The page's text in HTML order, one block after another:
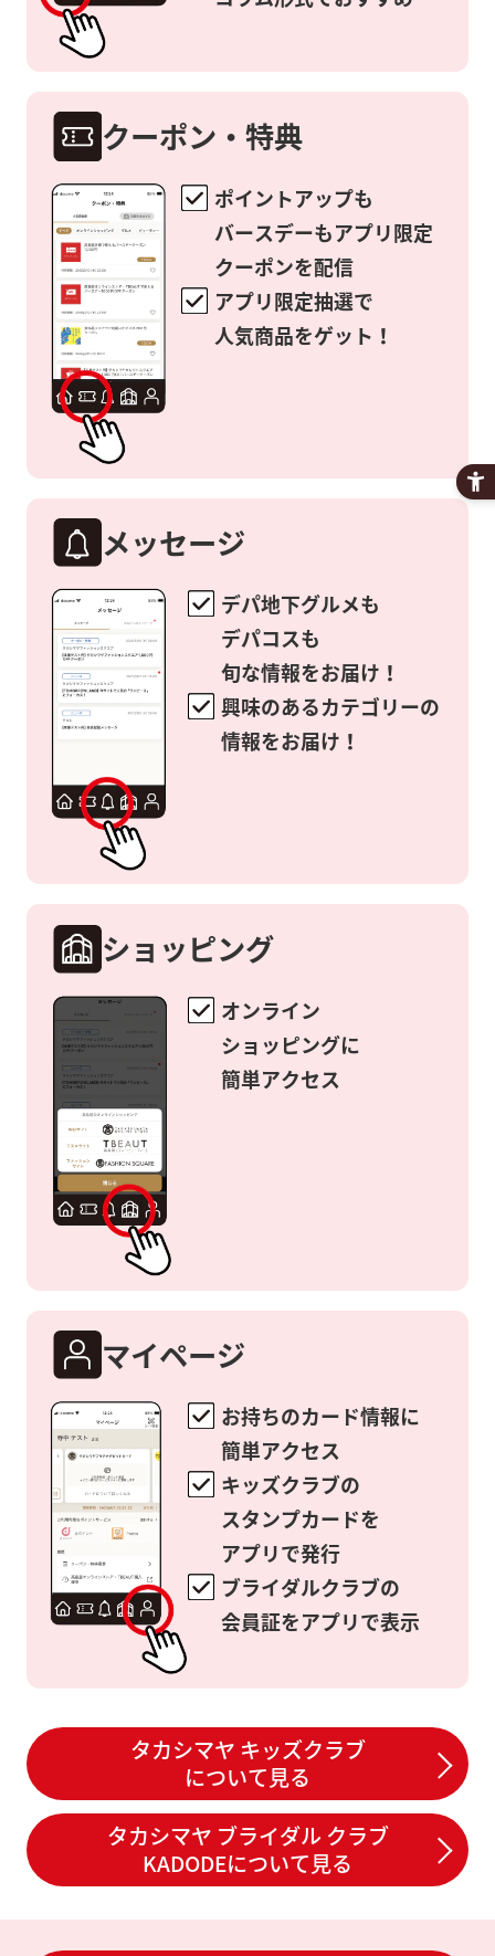
クーポン・特典
ポイントアップも
バースデーもアプリ限定
クーポンを配信
アプリ限定抽選で
人気商品をゲット！
メッセージ
デパ地下グルメも
デパコスも
旬な情報をお届け！
興味のあるカテゴリーの
情報をお届け！
ショッピング
オンライン
ショッピングに
簡単アクセス
マイページ
お持ちのカード情報に
簡単アクセス
キッズクラブの
スタンプカードを
アプリで発行
ブライダルクラブの
会員証をアプリで表示
タカシマヤ キッズクラブ
について見る
タカシマヤ ブライダル クラブ
KADODEについて見る